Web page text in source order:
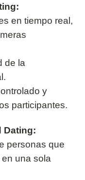
en tiempo real,
de la
y
participantes.
Dating:
personas que
una sola